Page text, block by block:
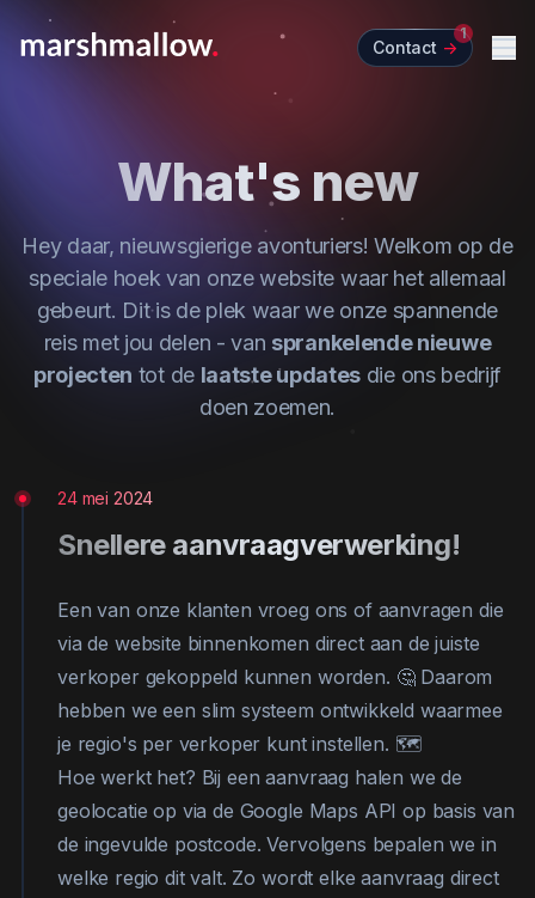
Contact ->
1
What's new
Hey daar, nieuwsgierige avonturiers! Welkom op de
speciale hoek van onze website waar het allemaal
gebeurt. Dit is de plek waar we onze spannende
reis met jou delen - van sprankelende nieuwe
projecten tot de laatste updates die ons bedrijf
doen zoemen.
24 mei 2024
Snellere aanvraagverwerking!
Een van onze klanten vroeg ons of aanvragen die
via de website binnenkomen direct aan de juiste
verkoper gekoppeld kunnen worden. 🤔 Daarom
hebben we een slim systeem ontwikkeld waarmee
je regio's per verkoper kunt instellen. 🗺️
Hoe werkt het? Bij een aanvraag halen we de
geolocatie op via de Google Maps API op basis van
de ingevulde postcode. Vervolgens bepalen we in
welke regio dit valt. Zo wordt elke aanvraag direct